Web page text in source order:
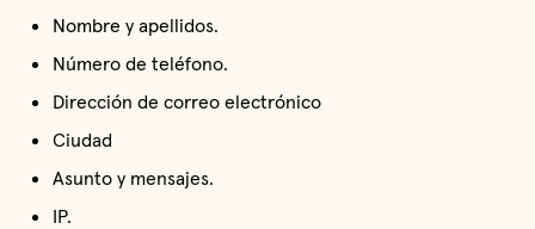
Nombre y apellidos.
Número de teléfono.
Dirección de correo electrónico
Ciudad
Asunto y mensajes.
IP.